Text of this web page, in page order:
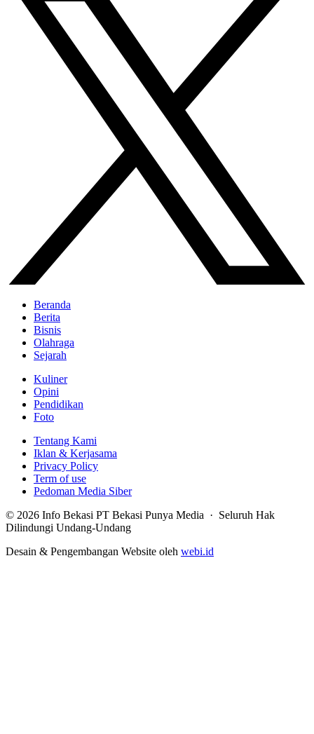
Beranda
Berita
Bisnis
Olahraga
Sejarah
Kuliner
Opini
Pendidikan
Foto
Tentang Kami
Iklan & Kerjasama
Privacy Policy
Term of use
Pedoman Media Siber
© 2026 Info Bekasi PT Bekasi Punya Media · Seluruh Hak
Dilindungi Undang-Undang
Desain & Pengembangan Website oleh webi.id